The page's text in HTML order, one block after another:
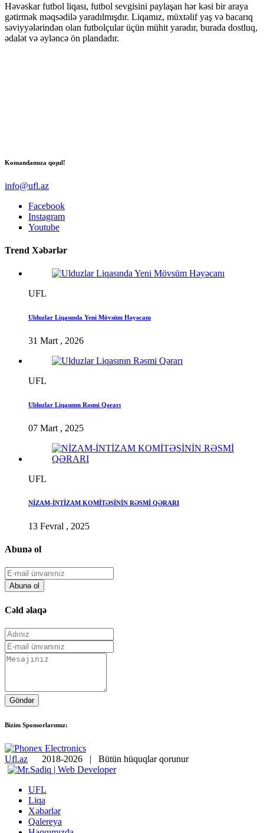
Həvəskar futbol liqası, futbol sevgisini paylaşan hər kəsi bir araya
gətirmək məqsədilə yaradılmışdır. Liqamız, müxtəlif yaş və bacarıq
səviyyələrindən olan futbolçular üçün mühit yaradır, burada dostluq,
ədalət və əyləncə ön plandadır.
Komandamıza qoşul!
info@ufl.az
Facebook
Instagram
Youtube
Trend Xəbərlər
UFL
Ulduzlar Liqasında Yeni Mövsüm Həyəcanı
31 Mart , 2026
UFL
Ulduzlar Liqasının Rəsmi Qərarı
07 Mart , 2025
UFL
NİZAM-İNTİZAM KOMİTƏSİNİN RƏSMİ QƏRARI
13 Fevral , 2025
Abunə ol
Abunə ol
Cəld əlaqə
Göndər
Bizim Sponsorlarımız:
Ufl.az 2018-2026 | Bütün hüquqlar qorunur
UFL
Liqa
Xəbərlər
Qalereya